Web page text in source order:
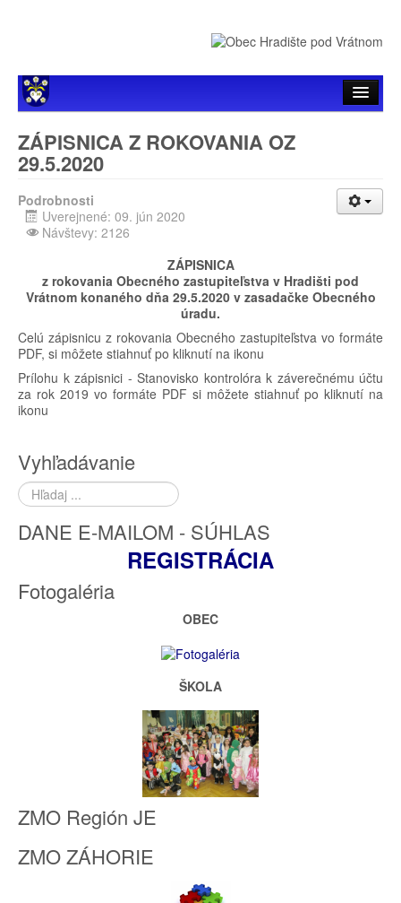
Hlavné menu
Samospráva
Zverejňovanie
Organizácie
ZÁPISNICA Z ROKOVANIA OZ
29.5.2020
Podrobnosti
Uverejnené: 09. jún 2020
Návštevy: 2126
ZÁPISNICA
z rokovania Obecného zastupiteľstva v Hradišti pod
Vrátnom konaného dňa 29.5.2020 v zasadačke Obecného
úradu.
Celú zápisnicu z rokovania Obecného zastupiteľstva vo formáte
PDF, si môžete stiahnuť po kliknutí na ikonu
Prílohu k zápisnici - Stanovisko kontrolóra k záverečnému účtu
za rok 2019 vo formáte PDF si môžete stiahnuť po kliknutí na
ikonu
Vyhľadávanie
Hľadať
...
DANE E-MAILOM - SÚHLAS
REGISTRÁCIA
Fotogaléria
OBEC
ŠKOLA
ZMO Región JE
ZMO ZÁHORIE